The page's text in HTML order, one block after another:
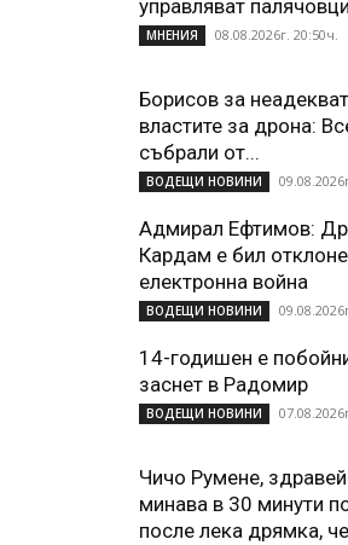
управляват палячовци
МНЕНИЯ 08.08.2026г. 20:50ч.
Борисов за
властите за дрона:
събрали от...
ВОДЕЩИ НОВИНИ
Адмирал Ефтимов:
Кардам е бил
електронна война
ВОДЕЩИ НОВИНИ
14-годишен е
заснет в Радомир
ВОДЕЩИ НОВИНИ
Чичо Румене,
минава в 30 минути
после лека дрямка,